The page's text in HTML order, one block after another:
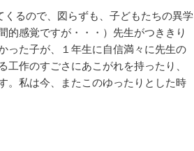
るので、図らずも、子どもたちの異学
的感覚ですが・・・）先生がつききり
った子が、１年生に自信満々に先生の
作のすごさにあこがれを持ったり、
。私は今、またこのゆったりとした時